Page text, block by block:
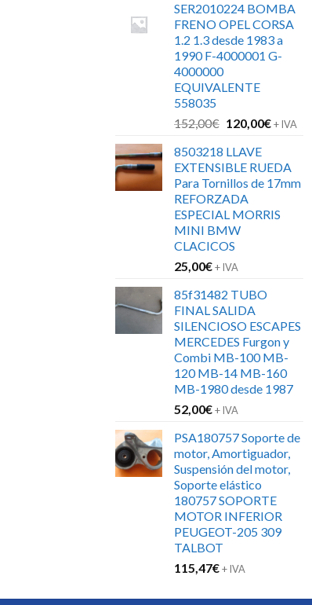
SER2010224 BOMBA
FRENO OPEL CORSA
1.2 1.3 desde 1983 a
1990 F-4000001 G-
4000000
EQUIVALENTE
558035
152,00€ El
original
era:
152,00€.
120,00€El
es:
120,00€.
+ IVA
8503218 LLAVE
EXTENSIBLE RUEDA
Para Tornillos de 17mm
REFORZADA
ESPECIAL MORRIS
MINI BMW
CLACICOS
25,00€+ IVA
85f31482 TUBO
FINAL SALIDA
SILENCIOSO ESCAPES
MERCEDES Furgon y
Combi MB-100 MB-
120 MB-14 MB-160
MB-1980 desde 1987
52,00€+ IVA
PSA180757 Soporte de
motor, Amortiguador,
Suspensión del motor,
Soporte elástico
180757 SOPORTE
MOTOR INFERIOR
PEUGEOT-205 309
TALBOT
115,47€+ IVA